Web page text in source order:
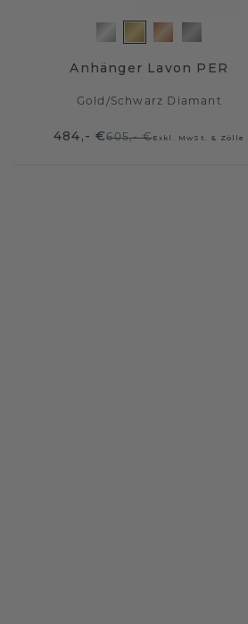
Anhänger Lavon PER
Gold /Schwarz Diamant
484,- €605,- €Exkl. MwSt. & Zölle